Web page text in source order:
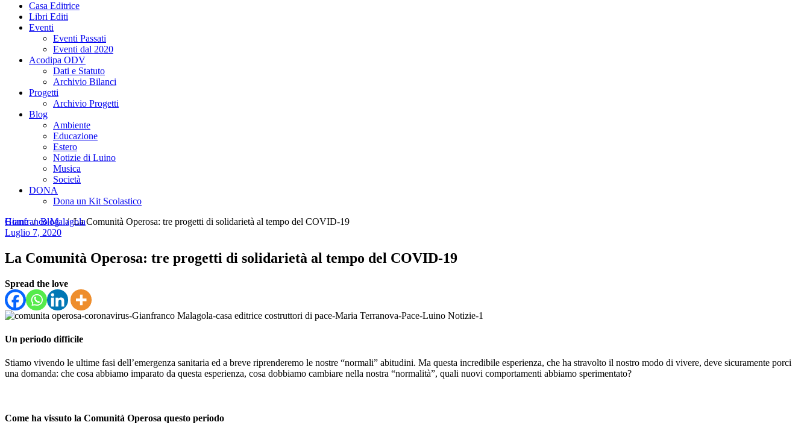
Casa Editrice
Libri Editi
Eventi
Eventi Passati
Eventi dal 2020
Acodipa ODV
Dati e Statuto
Archivio Bilanci
Progetti
Archivio Progetti
Blog
Ambiente
Educazione
Estero
Notizie di Luino
Musica
Società
DONA
Dona un Kit Scolastico
Home/Blog /La Comunità Operosa: tre progetti di solidarietà al tempo del COVID-19
Gianfranco Malagola
Luglio 7, 2020
La Comunità Operosa: tre progetti di solidarietà al tempo del COVID-19
Spread the love
Un periodo difficile
Stiamo vivendo le ultime fasi dell’emergenza sanitaria ed a breve riprenderemo le nostre “normali” abitudini. Ma questa incredibile esperienza, che ha stravolto il nostro modo di vivere, deve sicuramente porci
una domanda: che cosa abbiamo imparato da questa esperienza, cosa dobbiamo cambiare nella nostra “normalità”, quali nuovi comportamenti abbiamo sperimentato?
Come ha vissuto la Comunità Operosa questo periodo